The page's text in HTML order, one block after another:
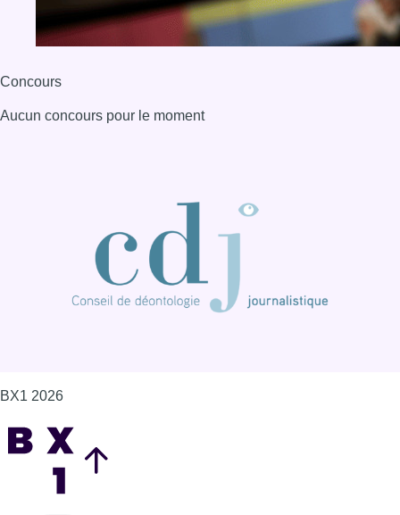
Concours
Aucun concours pour le moment
BX1 2026